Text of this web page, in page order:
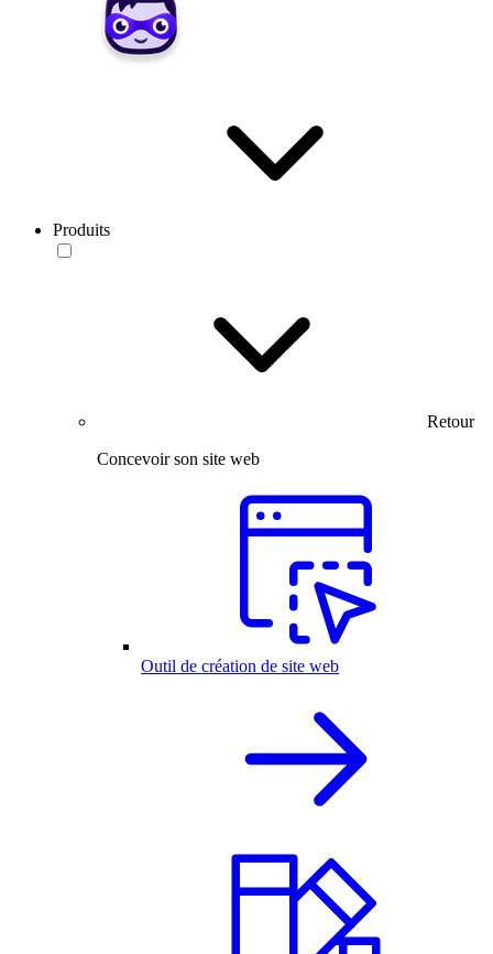
Produits
Retour
Concevoir son site web
Outil de création de site web